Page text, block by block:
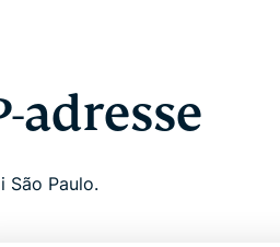
adresse
São Paulo.